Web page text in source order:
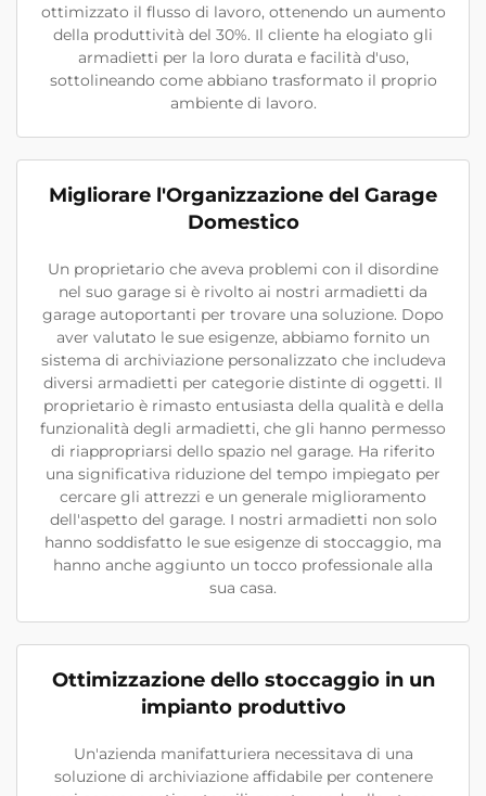
ottimizzato il flusso di lavoro, ottenendo un aumento
della produttività del 30%. Il cliente ha elogiato gli
armadietti per la loro durata e facilità d'uso,
sottolineando come abbiano trasformato il proprio
ambiente di lavoro.
Migliorare l'Organizzazione del Garage
Domestico
Un proprietario che aveva problemi con il disordine
nel suo garage si è rivolto ai nostri armadietti da
garage autoportanti per trovare una soluzione. Dopo
aver valutato le sue esigenze, abbiamo fornito un
sistema di archiviazione personalizzato che includeva
diversi armadietti per categorie distinte di oggetti. Il
proprietario è rimasto entusiasta della qualità e della
funzionalità degli armadietti, che gli hanno permesso
di riappropriarsi dello spazio nel garage. Ha riferito
una significativa riduzione del tempo impiegato per
cercare gli attrezzi e un generale miglioramento
dell'aspetto del garage. I nostri armadietti non solo
hanno soddisfatto le sue esigenze di stoccaggio, ma
hanno anche aggiunto un tocco professionale alla
sua casa.
Ottimizzazione dello stoccaggio in un
impianto produttivo
Un'azienda manifatturiera necessitava di una
soluzione di archiviazione affidabile per contenere